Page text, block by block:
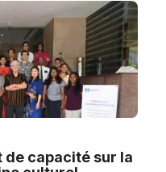
capacité sur la